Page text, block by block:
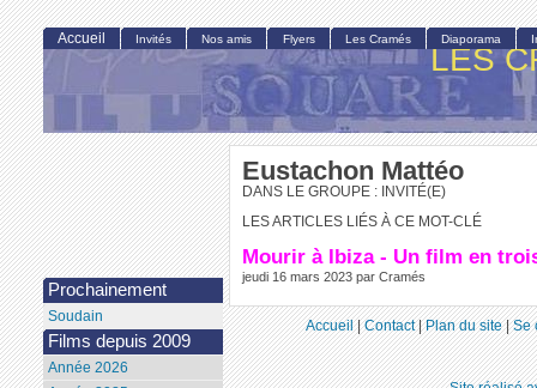
LES
Eustachon Mattéo
DANS LE GROUPE : INVITÉ(E)
LES ARTICLES LIÉS À CE MOT-CLÉ
Mourir à Ibiza - Un film en
jeudi 16 mars 2023 par Cramés
Accueil Invités Nos amis Flyers Les Cramés Diaporama
Prochainement
Soudain
Films depuis 2009
Année 2026
Accueil|Contact|Plan du site|Se